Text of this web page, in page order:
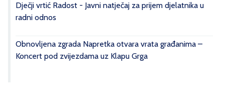
Dječji vrtić Radost - Javni natječaj za prijem djelatnika u
radni odnos
Obnovljena zgrada Napretka otvara vrata građanima –
Koncert pod zvijezdama uz Klapu Grga